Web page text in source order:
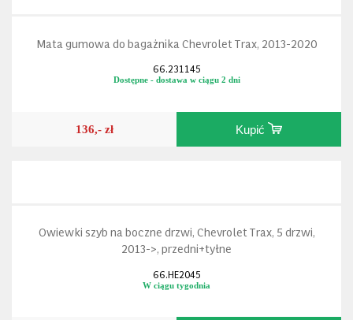
Mata gumowa do bagażnika Chevrolet Trax, 2013-2020
66.231145
Dostępne - dostawa w ciągu 2 dni
136,- zł Kupić
Owiewki szyb na boczne drzwi, Chevrolet Trax, 5 drzwi,
2013->, przedni+tyłne
66.HE2045
W ciągu tygodnia